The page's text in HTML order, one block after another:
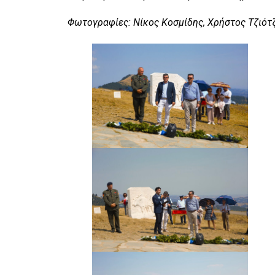
Φωτογραφίες: Νίκος Κοσμίδης, Χρήστος